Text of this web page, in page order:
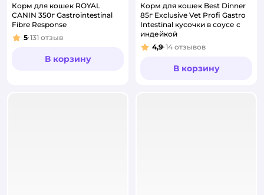
Корм для кошек ROYAL
CANIN 350г Gastrointestinal
Fibre Response
Рейтинг:
5 131 отзыв
В корзину
Корм для кошек Best Dinner
85г Exclusive Vet Profi Gastro
Intestinal кусочки в соусе с
индейкой
Рейтинг:
4,9 14 отзывов
В корзину